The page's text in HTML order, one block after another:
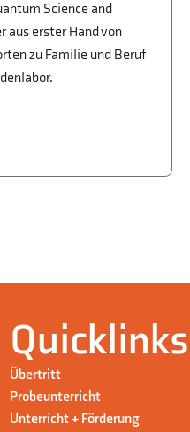
Science and
aus erster Hand von
zu Familie und Beruf
Quicklinks
Übertritt
Probeunterricht
Unterricht + Förderung